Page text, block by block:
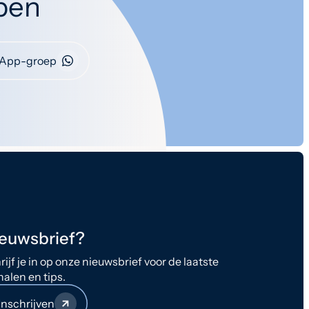
groep
je in op onze nieuwsbrief voor de laatste
en tips.